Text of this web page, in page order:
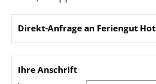
Direkt-Anfrage an Feriengut
Ihre Anschrift